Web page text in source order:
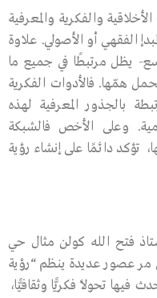
والفكرية والمعرفية
الفقهي أو الأصولي. علاوة
يظل مرتبطًا في جميع ما
همّها. فالأدوات الفكرية
بـالجذور المعرفية لهذه
وعلى الأخص فالشبكة
تؤكد دائمًا على إنشاء رؤية
فتح الله كولن مثال حي
مر عصور عديدة ينظم “رؤية
فيها تحولاً فكريًّا وثقافيًّا،